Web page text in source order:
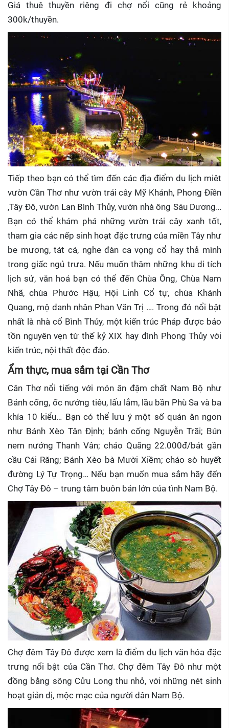
Giá thuê thuyền riêng đi chợ nổi cũng rẻ khoảng
300k/thuyền.
Tiếp theo bạn có thể tìm đến các địa điểm du lịch miêt
vườn Cần Thơ như vườn trái cây Mỹ Khánh, Phong Điền
,Tây Đô, vườn Lan Bình Thủy, vườn nhà ông Sáu Dương…
Bạn có thể khám phá những vườn trái cây xanh tốt,
tham gia các nếp sinh hoạt đặc trưng của miền Tây như
be mương, tát cá, nghe đàn ca vọng cổ hay thả mình
trong giấc ngủ trưa. Nếu muốn thăm những khu di tích
lịch sử, văn hoá bạn có thể đến Chùa Ông, Chùa Nam
Nhã, chùa Phước Hậu, Hội Linh Cổ tự, chùa Khánh
Quang, mộ danh nhân Phan Văn Trị …. Trong đó nổi bật
nhất là nhà cổ Bình Thủy, một kiến trúc Pháp được bảo
tồn nguyên vẹn từ thế kỷ XIX hay đình Phong Thủy với
kiến trúc, nội thất độc đáo.
Ẩm thực, mua sắm tại Cần Thơ
Cân Thơ nổi tiếng với món ăn đậm chất Nam Bộ như
Bánh cống, ốc nướng tiêu, lẩu lắm, lầu bần Phù Sa và ba
khía 10 kiểu… Bạn có thể lưu ý một số quán ăn ngon
như Bánh Xèo Tân Định; bánh cống Nguyễn Trãi; Bún
nem nướng Thanh Vân; cháo Quãng 22.000đ/bát gần
cầu Cái Răng; Bánh Xèo bà Mười Xiềm; cháo sò huyết
đường Lý Tự Trọng… Nếu bạn muốn mua sắm hãy đến
Chợ Tây Đô – trung tâm buôn bán lớn của tình Nam Bộ.
Chợ đêm Tây Đô được xem là điểm du lịch văn hóa đặc
trưng nổi bật của Cần Thơ. Chợ đêm Tây Đô như một
đồng bằng sông Cửu Long thu nhỏ, với những nét sinh
hoạt giản dị, mộc mạc của người dân Nam Bộ.